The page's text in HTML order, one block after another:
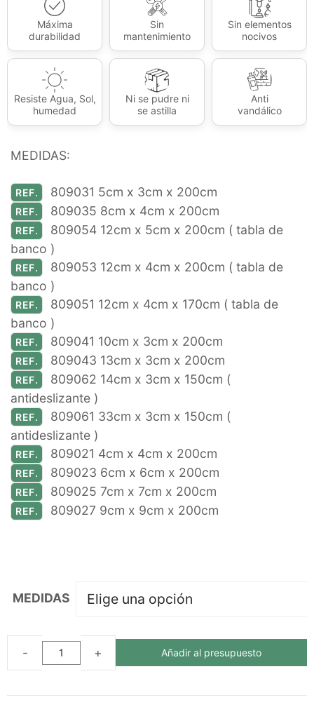
Máxima
durabilidad
Sin
mantenimiento
Sin elementos
nocivos
Resiste Agua, Sol,
humedad
Ni se pudre ni
se astilla
Anti
vandálico
MEDIDAS:
REF. 809031 5cm x 3cm x 200cm
REF. 809035 8cm x 4cm x 200cm
REF.
809054 12cm x 5cm x 200cm ( tabla de
banco )
REF.
809053 12cm x 4cm x 200cm ( tabla de
banco )
REF.
809051 12cm x 4cm x 170cm ( tabla de
banco )
REF. 809041 10cm x 3cm x 200cm
REF. 809043 13cm x 3cm x 200cm
REF.
809062 14cm x 3cm x 150cm (
antideslizante )
REF.
809061 33cm x 3cm x 150cm (
antideslizante )
REF. 809021 4cm x 4cm x 200cm
REF. 809023 6cm x 6cm x 200cm
REF. 809025 7cm x 7cm x 200cm
REF. 809027 9cm x 9cm x 200cm
MEDIDAS
TABLONES
DE
Añadir al presupuesto